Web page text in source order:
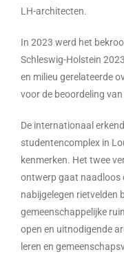
LH-architecten.
In 2023 werd het
Schleswig-Holstein
en milieu gerelateerde
voor de beoordeling
De internationaal
studentencomplex in
kenmerken. Het twee
ontwerp gaat naadloos
nabijgelegen rietvelden
gemeenschappelijke
open en uitnodigende
leren en